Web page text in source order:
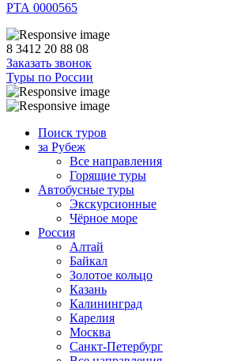
РТА 0000565
8 3412 20 88 08
Заказать звонок
Туры по России
Поиск туров
за Рубеж
Все направления
Горящие туры
Автобусные туры
Экскурсионные
Чёрное море
Россия
Алтай
Байкал
Золотое кольцо
Казань
Калининград
Карелия
Москва
Санкт-Петербург